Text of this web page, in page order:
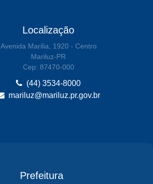
Localização
Avenida Marilia, 1920 - Centro
Mariluz-PR
Cep: 87470-000
(44) 3534-8000
mariluz@mariluz.pr.gov.br
Prefeitura